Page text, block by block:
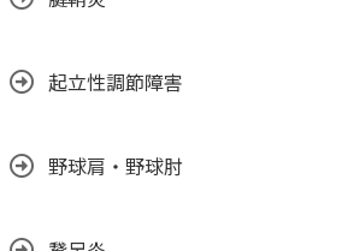
起立性調節障害
野球肩・野球肘